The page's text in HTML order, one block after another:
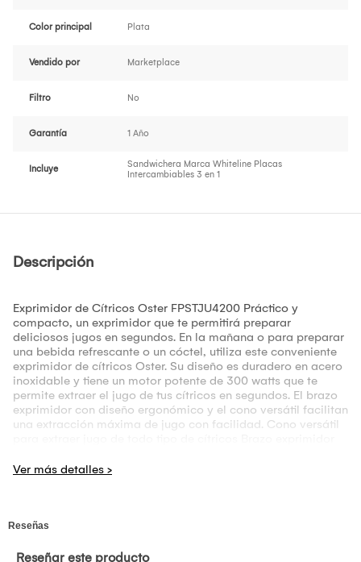
Color principal Plata
Vendido por Marketplace
Filtro No
Garantía 1 Año
Incluye
Sandwichera Marca Whiteline Placas
Intercambiables 3 en 1
Descripción
Exprimidor de Cítricos Oster FPSTJU4200 Práctico y
compacto, un exprimidor que te permitirá preparar
deliciosos jugos en segundos. En la mañana o para preparar
una bebida refrescante o un cóctel, utiliza este conveniente
exprimidor de cítricos Oster. Su diseño es duradero en acero
inoxidable y tiene un motor potente de 300 watts que te
permite extraer el jugo de tus cítricos en segundos. El brazo
exprimidor con diseño ergonómico y el cono versátil facilitan
una extracción máxima de jugo con facilidad. Cono versátil
potente 300 watts Filtro de acero inoxidable fácil de limpiar
cuenta con una placa de recubrimiento antiadherente
dos luces controladas. Voltaje:220-240V Potencia:750W